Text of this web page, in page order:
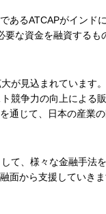
あるATCAPがインド
要な資金を融資する
が見込まれています
競争力の向上による
通じて、日本の産業
て、様々な金融手法
面から支援していきま